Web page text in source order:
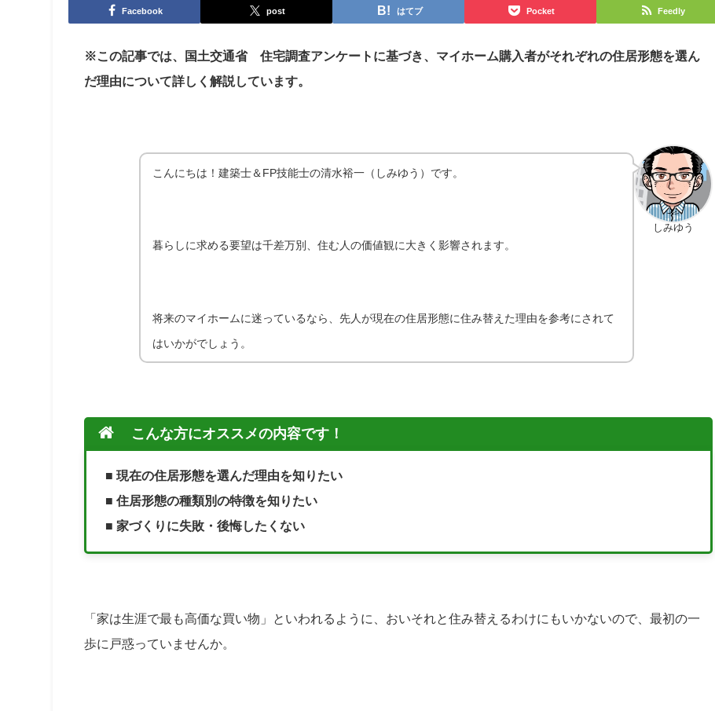
Facebook post はてブ Pocket Feedly
※この記事では、国土交通省 住宅調査アンケートに基づき、マイホーム購入者がそれぞれの住居形態を選ん
だ理由について詳しく解説しています。
しみゆう
こんにちは！建築士＆FP技能士の清水裕一（しみゆう）です。
暮らしに求める要望は千差万別、住む人の価値観に大きく影響されます。
将来のマイホームに迷っているなら、先人が現在の住居形態に住み替えた理由を参考にされて
はいかがでしょう。
こんな方にオススメの内容です！
■ 現在の住居形態を選んだ理由を知りたい
■ 住居形態の種類別の特徴を知りたい
■ 家づくりに失敗・後悔したくない
「家は生涯で最も高価な買い物」といわれるように、おいそれと住み替えるわけにもいかないので、最初の一
歩に戸惑っていませんか。